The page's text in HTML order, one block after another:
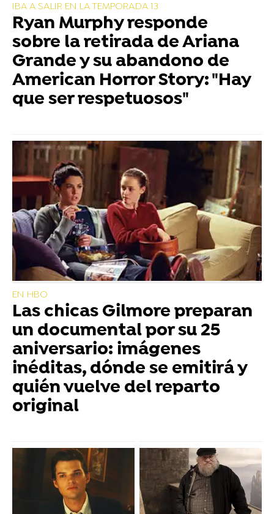
IBA A SALIR EN LA TEMPORADA 13
Ryan Murphy responde
sobre la retirada de Ariana
Grande y su abandono de
American Horror Story: "Hay
que ser respetuosos"
EN HBO
Las chicas Gilmore preparan
un documental por su 25
aniversario: imágenes
inéditas, dónde se emitirá y
quién vuelve del reparto
original